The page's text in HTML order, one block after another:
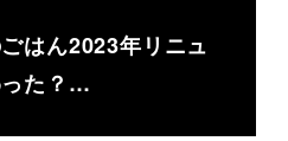
はん2023年リニュ
った？…